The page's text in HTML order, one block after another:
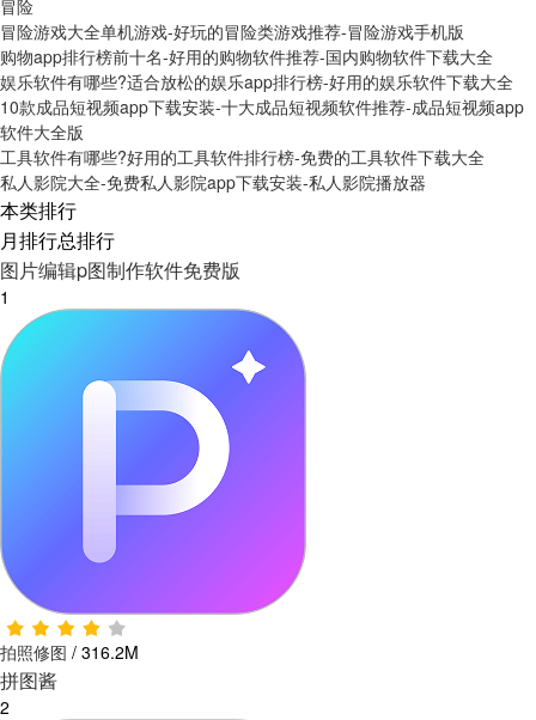
冒险
冒险游戏大全单机游戏-好玩的冒险类游戏推荐-冒险游戏手机版
购物app排行榜前十名-好用的购物软件推荐-国内购物软件下载大全
娱乐软件有哪些?适合放松的娱乐app排行榜-好用的娱乐软件下载大全
10款成品短视频app下载安装-十大成品短视频软件推荐-成品短视频app
软件大全版
工具软件有哪些?好用的工具软件排行榜-免费的工具软件下载大全
私人影院大全-免费私人影院app下载安装-私人影院播放器
本类排行
月排行总排行
图片编辑p图制作软件免费版
1
拍照修图 / 316.2M
拼图酱
2